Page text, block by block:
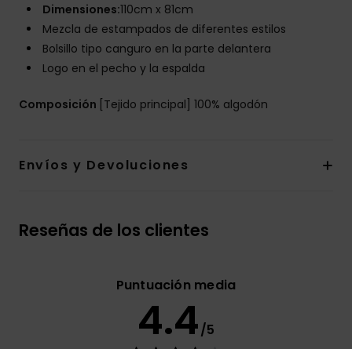
Dimensiones:110cm x 81cm
Mezcla de estampados de diferentes estilos
Bolsillo tipo canguro en la parte delantera
Logo en el pecho y la espalda
Composición [Tejido principal] 100% algodón
Envíos y Devoluciones
Reseñas de los clientes
Puntuación media
4.4/5